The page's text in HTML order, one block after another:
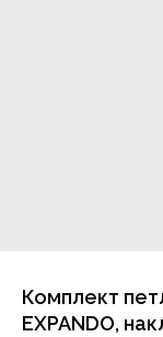
Комплект
EXPANDO,